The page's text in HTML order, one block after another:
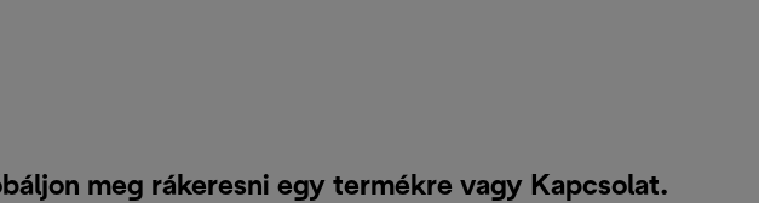
meg rákeresni egy termékre vagy Kapcsolat.